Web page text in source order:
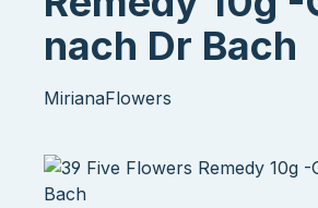
nach Dr Bach
MirianaFlowers